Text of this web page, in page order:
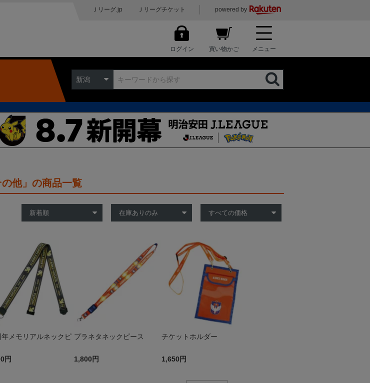
Ｊリーグ.jp Ｊリーグチケット powered by
ログイン 買い物かご メニュー
新潟
の他」の商品一覧
メモリアルネックピ
円
プラネタネックピース
1,800円
チケットホルダー
1,650円